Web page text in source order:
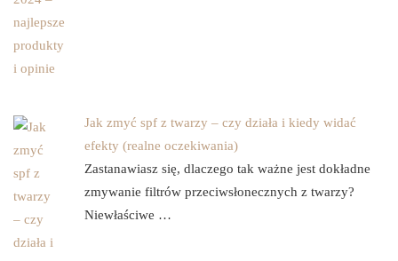
Jak zmyć spf z twarzy – czy działa i kiedy widać
efekty (realne oczekiwania)
Zastanawiasz się, dlaczego tak ważne jest dokładne
zmywanie filtrów przeciwsłonecznych z twarzy?
Niewłaściwe …